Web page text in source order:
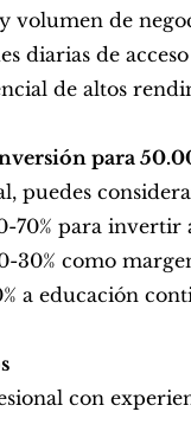
volumen de
diarias de
de altos
para
puedes
70% para
30% como
a educación
con